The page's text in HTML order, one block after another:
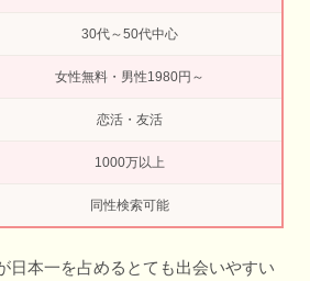
30代～50代中心
女性無料・男性1980円～
恋活・友活
1000万以上
同性検索可能
日本一を占めるとても出会いやすい